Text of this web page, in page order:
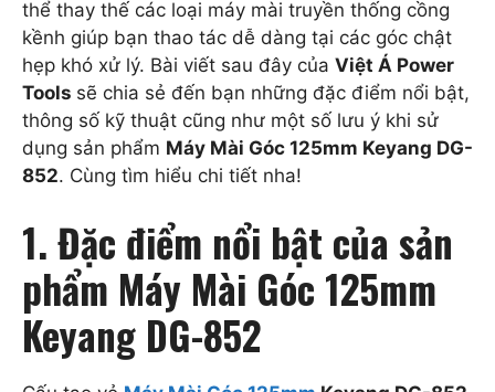
thể thay thế các loại máy mài truyền thống cồng
kềnh giúp bạn thao tác dễ dàng tại các góc chật
hẹp khó xử lý. Bài viết sau đây của Việt Á Power
Tools sẽ chia sẻ đến bạn những đặc điểm nổi bật,
thông số kỹ thuật cũng như một số lưu ý khi sử
dụng sản phẩm Máy Mài Góc 125mm Keyang DG-
852. Cùng tìm hiểu chi tiết nha!
1. Đặc điểm nổi bật của sản
phẩm Máy Mài Góc 125mm
Keyang DG-852